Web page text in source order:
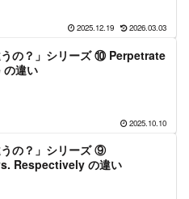
2025.12.19 2026.03.03
うの？」シリーズ ⑩ Perpetrate
違い
2025.10.10
うの？」シリーズ ⑨
Respectively の違い